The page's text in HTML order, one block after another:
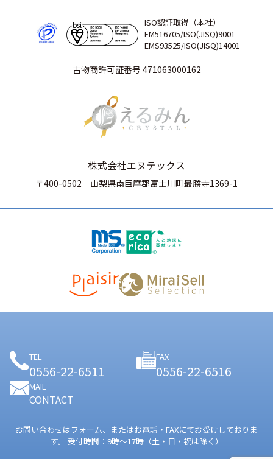
ISO認証取得（本社）
FM516705/ISO(JISQ)9001
EMS93525/ISO(JISQ)14001
古物商許可証番号 471063000162
株式会社エヌテックス
〒400-0502 山梨県南巨摩郡富士川町最勝寺1369-1
TEL
0556-22-6511
FAX
0556-22-6516
MAIL
CONTACT
お問い合わせはフォーム、またはお電話・FAXにてお受けしておりま
す。
受付時間：9時〜17時（土・日・祝は除く）